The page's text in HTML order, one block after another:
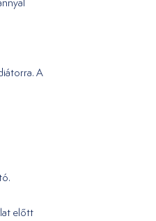
A
előtt